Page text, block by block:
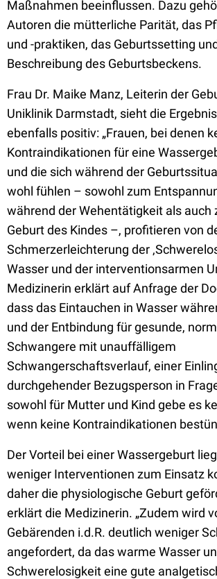
Maßnahmen beeinflussen. Dazu
Autoren die mütterliche Parität, das
und -praktiken, das Geburtssetting
Beschreibung des Geburtsbeckens.
Frau Dr. Maike Manz, Leiterin der
Uniklinik Darmstadt, sieht die
ebenfalls positiv: „Frauen, bei denen
Kontraindikationen für eine
und die sich während der
wohl fühlen – sowohl zum
während der Wehentätigkeit als auch
Geburt des Kindes –, profitieren von
Schmerzerleichterung der
Wasser und der interventionsarmen
Medizinerin erklärt auf Anfrage der
dass das Eintauchen in Wasser
und der Entbindung für gesunde,
Schwangere mit unauffälligem
Schwangerschaftsverlauf, einer
durchgehender Bezugsperson in
sowohl für Mutter und Kind gebe es
wenn keine Kontraindikationen
Der Vorteil bei einer Wassergeburt
weniger Interventionen zum Einsatz
daher die physiologische Geburt
erklärt die Medizinerin. „Zudem wird
Gebärenden i.d.R. deutlich weniger
angefordert, da das warme Wasser
Schwerelosigkeit eine gute